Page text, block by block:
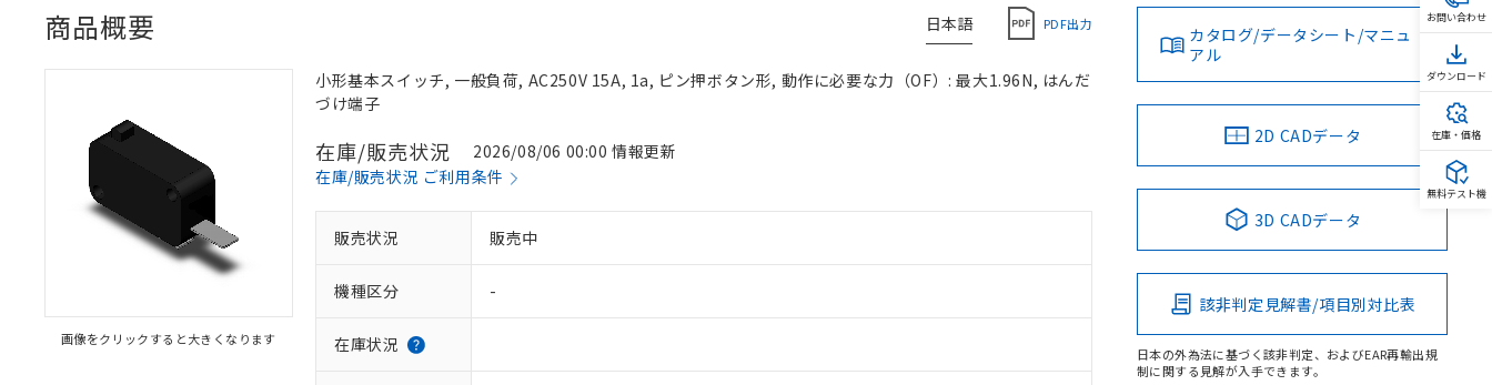
日本語 PDF出力
商品概要
画像をクリックすると大きくなります
小形基本スイッチ, 一般負荷, AC250V 15A, 1a, ピン押ボタン形, 動作に必要な力（OF）: 最大1.96N, はんだ
づけ端子
在庫/販売状況
2026/08/06 00:00 情報更新
在庫/販売状況 ご利用条件
販売状況 販売中
機種区分 -
在庫状況
カタログ/データシート/マニュ
アル
2D CADデータ
3D CADデータ
該非判定見解書/項目別対比表
日本の外為法に基づく該非判定、およびEAR再輸出規
制に関する見解が入手できます。
お問い合わせ
ダウンロード
在庫・価格
無料テスト機